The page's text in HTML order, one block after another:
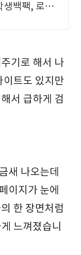
생백팩, 로켓
기로 해서 나
이트도 있지만
서 급하게 검
새 나오는데
이지가 눈에
한 장면처럼
느껴졌습니